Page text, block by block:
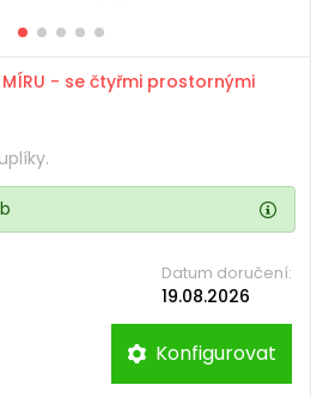
- se čtyřmi prostornými
Datum doručení:
19.08.2026
Konfigurovat